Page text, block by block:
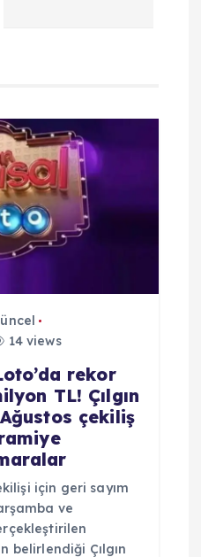
14 views
rekor
TL! Çılgın
çekiliş
için geri sayım
ve
belirlendiği Çılgın